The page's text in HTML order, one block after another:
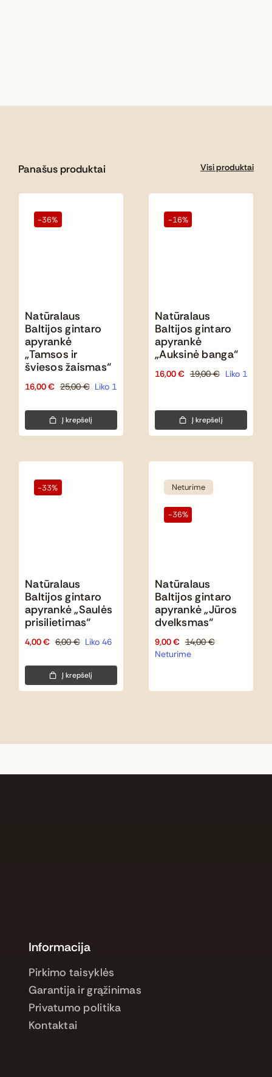
Panašus produktai Visi produktai
-36%
Natūralaus
Baltijos gintaro
apyrankė
„Tamsos ir
šviesos žaismas“
25,00€
Original
was:
25,00 €.
16,00€
Current
is:
16,00 €.
Liko 1
Į krepšelį
-16%
Natūralaus
Baltijos gintaro
apyrankė
„Auksinė banga“
19,00€
Original
19,00 €.
16,00€
Current
16,00 €.
Liko 1
Į krepšelį
-33%
Natūralaus
Baltijos gintaro
apyrankė „Saulės
prisilietimas“
6,00€
Original
was:
6,00 €.
4,00€
Current
is:
4,00 €.
Liko 46
Į krepšelį
Neturime
-36%
Natūralaus
Baltijos gintaro
apyrankė „Jūros
dvelksmas“
14,00€
Original
9,00€
Current
Neturime
Informacija
Pirkimo taisyklės
Garantija ir grąžinimas
Privatumo politika
Kontaktai